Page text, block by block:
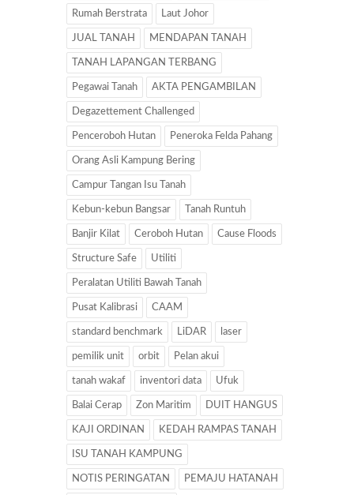
Rumah Berstrata Laut Johor
JUAL TANAH MENDAPAN TANAH
TANAH LAPANGAN TERBANG
Pegawai Tanah AKTA PENGAMBILAN
Degazettement Challenged
Penceroboh Hutan Peneroka Felda Pahang
Orang Asli Kampung Bering
Campur Tangan Isu Tanah
Kebun-kebun Bangsar Tanah Runtuh
Banjir Kilat Ceroboh Hutan Cause Floods
Structure Safe Utiliti
Peralatan Utiliti Bawah Tanah
Pusat Kalibrasi CAAM
standard benchmark LiDAR laser
pemilik unit orbit Pelan akui
tanah wakaf inventori data Ufuk
Balai Cerap Zon Maritim DUIT HANGUS
KAJI ORDINAN KEDAH RAMPAS TANAH
ISU TANAH KAMPUNG
NOTIS PERINGATAN PEMAJU HATANAH